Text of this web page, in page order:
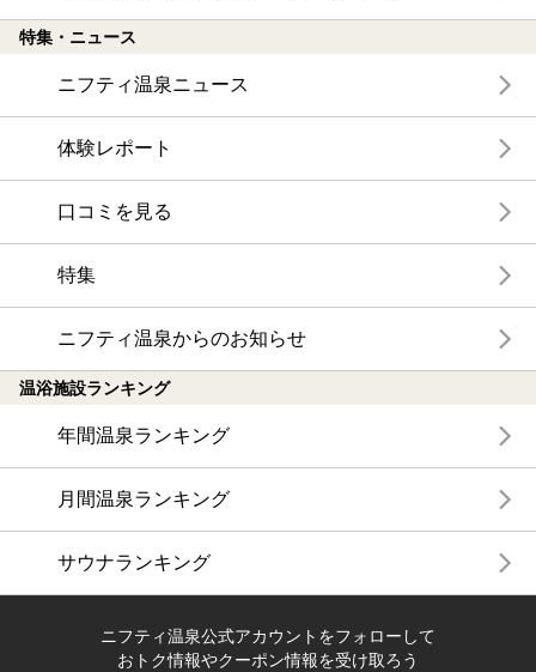
特集・ニュース
ニフティ温泉ニュース
体験レポート
口コミを見る
特集
ニフティ温泉からのお知らせ
温浴施設ランキング
年間温泉ランキング
月間温泉ランキング
サウナランキング
ニフティ温泉公式アカウントをフォローして
おトク情報やクーポン情報を受け取ろう